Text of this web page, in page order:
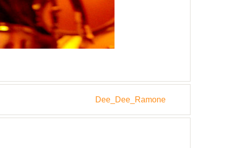
Dee_Dee_Ramone